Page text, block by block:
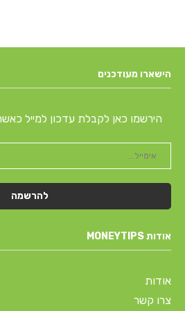
הישארו מעודכנים
הירשמו כאן לקבלת עדכון למייל
אודות MONEYTIPS
אודות
צרו קשר